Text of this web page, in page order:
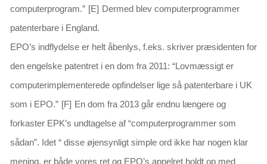
computerprogram.” [E] Dermed blev computerprogrammer
patenterbare i England.
EPO’s indflydelse er helt åbenlys, f.eks. skriver præsidenten for
den engelske patentret i en dom fra 2011: “Lovmæssigt er
computerimplementerede opfindelser lige så patenterbare i UK
som i EPO.” [F] En dom fra 2013 går endnu længere og
forkaster EPK’s undtagelse af “computerprogrammer som
sådan”. Idet “ disse øjensynligt simple ord ikke har nogen klar
mening, er både vores ret og EPO’s appelret holdt op med